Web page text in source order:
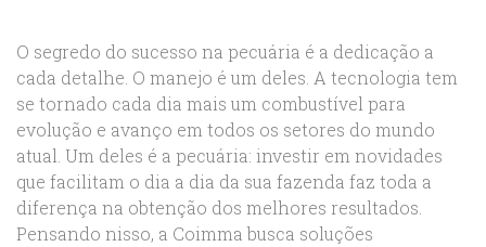
O segredo do sucesso na pecuária é a dedicação a
cada detalhe. O manejo é um deles. A tecnologia tem
se tornado cada dia mais um combustível para
evolução e avanço em todos os setores do mundo
atual. Um deles é a pecuária: investir em novidades
que facilitam o dia a dia da sua fazenda faz toda a
diferença na obtenção dos melhores resultados.
Pensando nisso, a Coimma busca soluções